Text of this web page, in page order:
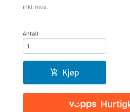
inkl. mva.
Antall
Kjøp